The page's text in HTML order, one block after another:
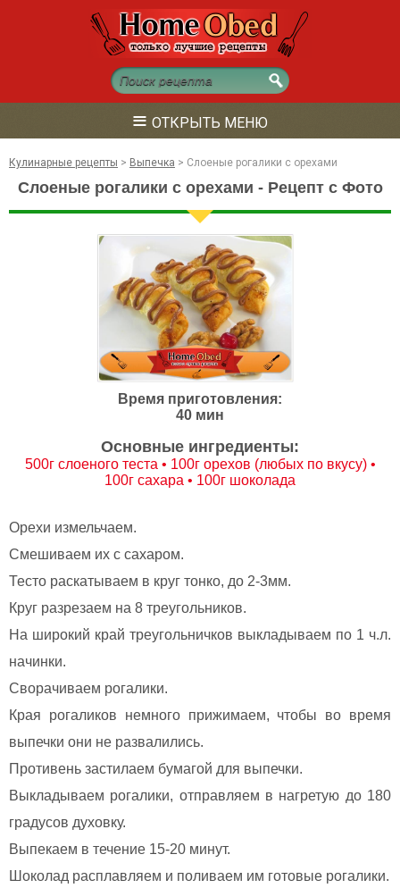
≡ ОТКРЫТЬ МЕНЮ
Кулинарные рецепты > Выпечка > Слоеные рогалики с орехами
Слоеные рогалики с орехами - Рецепт с Фото
Время приготовления:
40 мин
Основные ингредиенты:
500г слоеного теста • 100г орехов (любых по вкусу) •
100г сахара • 100г шоколада
Орехи измельчаем.
Смешиваем их с сахаром.
Тесто раскатываем в круг тонко, до 2-3мм.
Круг разрезаем на 8 треугольников.
На широкий край треугольничков выкладываем по 1 ч.л.
начинки.
Сворачиваем рогалики.
Края рогаликов немного прижимаем, чтобы во время
выпечки они не развалились.
Противень застилаем бумагой для выпечки.
Выкладываем рогалики, отправляем в нагретую до 180
градусов духовку.
Выпекаем в течение 15-20 минут.
Шоколад расплавляем и поливаем им готовые рогалики.